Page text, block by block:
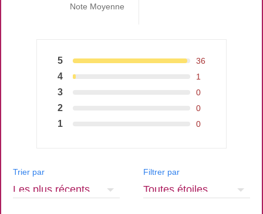
Note Moyenne
5 36
4 1
3 0
2 0
1 0
Trier par Filtrer par